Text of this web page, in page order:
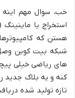
خب، سوال مهم
شبکه بیت کوین
های ریاضی خیلی
کنه و یه بلاک جدید
تازه تولید شده